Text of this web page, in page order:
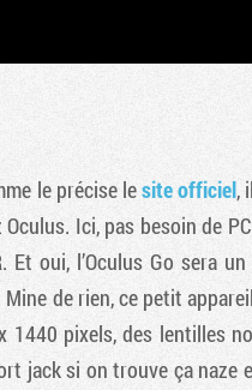
le précise lesite officiel,
Ici, pas besoin de
oui, l’Oculus Go sera
de rien, ce petit
pixels, des lentilles
jack si on trouve ça naze